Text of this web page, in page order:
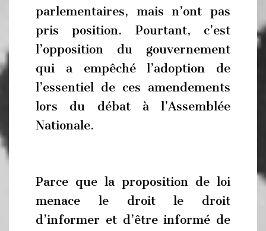
parlementaires, mais n’ont pas
pris position. Pourtant, c’est
l’opposition du gouvernement
qui a empêché l’adoption de
l’essentiel de ces amendements
lors du débat à l’Assemblée
Nationale.
Parce que la proposition de loi
menace le droit le droit
d’informer et d’être informé de